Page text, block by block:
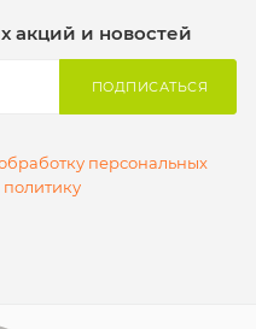
акций и новостей
ПОДПИСАТЬСЯ
персональных